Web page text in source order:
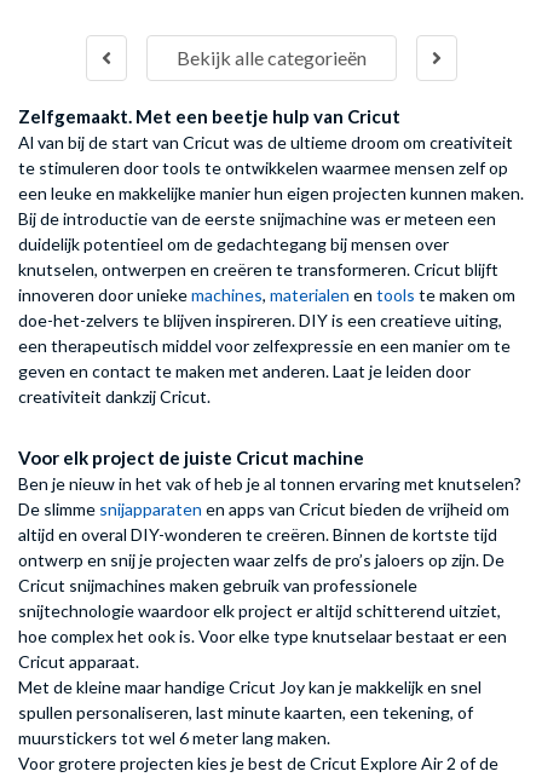
Bekijk alle categorieën
Zelfgemaakt. Met een beetje hulp van Cricut
Al van bij de start van Cricut was de ultieme droom om creativiteit
te stimuleren door tools te ontwikkelen waarmee mensen zelf op
een leuke en makkelijke manier hun eigen projecten kunnen maken.
Bij de introductie van de eerste snijmachine was er meteen een
duidelijk potentieel om de gedachtegang bij mensen over
knutselen, ontwerpen en creëren te transformeren. Cricut blijft
innoveren door uniekemachines, materialen en tools te maken om
doe-het-zelvers te blijven inspireren. DIY is een creatieve uiting,
een therapeutisch middel voor zelfexpressie en een manier om te
geven en contact te maken met anderen. Laat je leiden door
creativiteit dankzij Cricut.
Voor elk project de juiste Cricut machine
Ben je nieuw in het vak of heb je al tonnen ervaring met knutselen?
De slimme snijapparaten en apps van Cricut bieden de vrijheid om
altijd en overal DIY-wonderen te creëren. Binnen de kortste tijd
ontwerp en snij je projecten waar zelfs de pro’s jaloers op zijn. De
Cricut snijmachines maken gebruik van professionele
snijtechnologie waardoor elk project er altijd schitterend uitziet,
hoe complex het ook is. Voor elke type knutselaar bestaat er een
Cricut apparaat.
Met de kleine maar handige Cricut Joy kan je makkelijk en snel
spullen personaliseren, last minute kaarten, een tekening, of
muurstickers tot wel 6 meter lang maken.
Voor grotere projecten kies je best de Cricut Explore Air 2 of de